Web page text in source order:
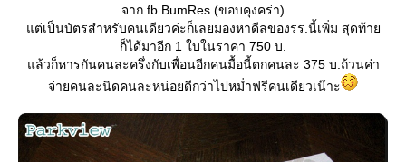
จาก fb BumRes (ขอบคุงคร่า)
ต่เป็นบัตรสำหรับคนเดียวค่ะก็เลยมองหาดีลของรร.นี้เพิ่ม สุดท้า
ก็ได้มาอีก 1 ใบในราคา 750 บ.
ล้วก็หารกันคนละครึ่งกับเพื่อนอีกคนมื้อนี้ตกคนละ 375 บ.ถ้วนค่า
จ่ายคนละนิดคนละหน่อยดีกว่าไปหม่ำฟรีคนเดียวเน๊าะ